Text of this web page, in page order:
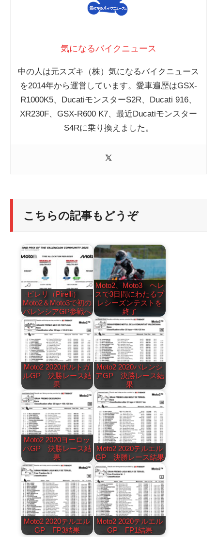
気になるバイクニュース
中の人は元スズキ（株）気になるバイクニュース
を2014年から運営しています。愛車遍歴はGSX-
R1000K5、DucatiモンスターS2R、Ducati 916、
XR230F、GSX-R600 K7、最近Ducatiモンスター
S4Rに乗り換えました。
こちらの記事もどうぞ
ピレリ（Pirelli）
Moto2＆Moto3で初の
バレンシアGP参戦へ
Moto2、Moto3 ヘレ
スで3日間にわたるプ
レシーズンテストを
終了
Moto2 2020ポルトガ
ルGP 決勝レース結
果
Moto2 2020バレンシ
アGP 決勝レース結
果
Moto2 2020ヨーロッ
パGP 決勝レース結
果
Moto2 2020テルエル
GP 決勝レース結果
Moto2 2020テルエル
GP FP3結果
Moto2 2020テルエル
GP FP1結果